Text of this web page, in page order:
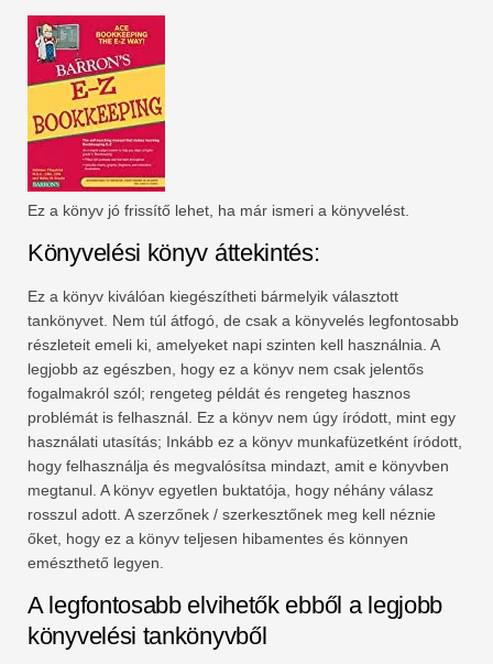
Ez a könyv jó frissítő lehet, ha már ismeri a könyvelést.
Könyvelési könyv áttekintés:
Ez a könyv kiválóan kiegészítheti bármelyik választott
tankönyvet. Nem túl átfogó, de csak a könyvelés legfontosabb
részleteit emeli ki, amelyeket napi szinten kell használnia. A
legjobb az egészben, hogy ez a könyv nem csak jelentős
fogalmakról szól; rengeteg példát és rengeteg hasznos
problémát is felhasznál. Ez a könyv nem úgy íródott, mint egy
használati utasítás; Inkább ez a könyv munkafüzetként íródott,
hogy felhasználja és megvalósítsa mindazt, amit e könyvben
megtanul. A könyv egyetlen buktatója, hogy néhány válasz
rosszul adott. A szerzőnek / szerkesztőnek meg kell néznie
őket, hogy ez a könyv teljesen hibamentes és könnyen
emészthető legyen.
A legfontosabb elvihetők ebből a legjobb
könyvelési tankönyvből